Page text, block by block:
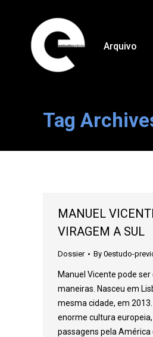
Arquivo
Tag
MANUEL
VIRAGEM A SUL
Dossier By 0estudo-
Manuel Vicente pode
maneiras. Nasceu em
mesma cidade, em
enorme cultura
passagens pela América